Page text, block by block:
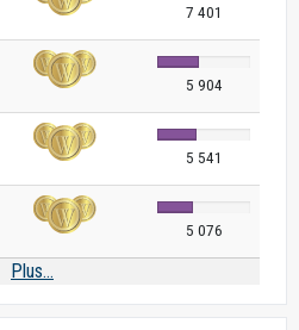
7 401
5 904
5 541
5 076
Plus...